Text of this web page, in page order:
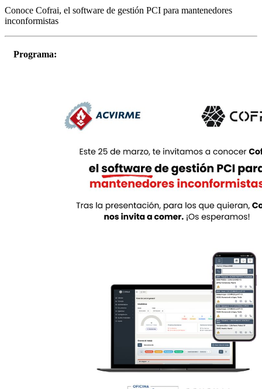
Conoce Cofrai, el software de gestión PCI para mantenedores
inconformistas
Programa: